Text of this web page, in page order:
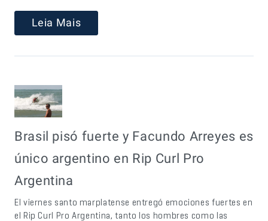
Leia Mais
Brasil pisó fuerte y Facundo Arreyes es
único argentino en Rip Curl Pro
Argentina
El viernes santo marplatense entregó emociones fuertes en
el Rip Curl Pro Argentina, tanto los hombres como las